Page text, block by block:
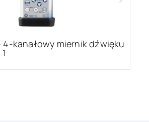
4-kanałowy miernik dźwięku